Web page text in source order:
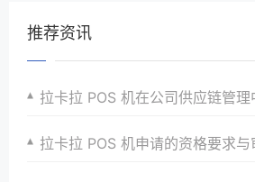
推荐资讯
拉卡拉 POS 机在公司供应链管理
拉卡拉 POS 机申请的资格要求与